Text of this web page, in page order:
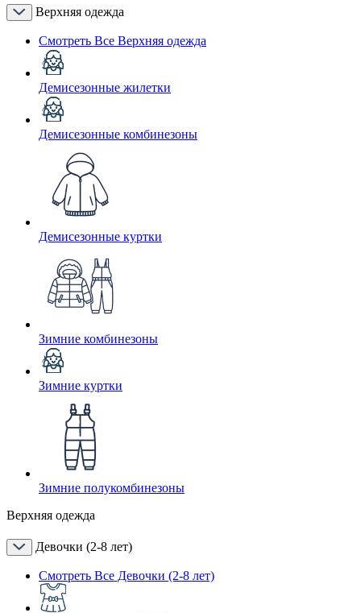
Верхняя одежда
Смотреть Все Верхняя одежда
Демисезонные жилетки
Демисезонные комбинезоны
Демисезонные куртки
Зимние комбинезоны
Зимние куртки
Зимние полукомбинезоны
Верхняя одежда
Девочки (2-8 лет)
Смотреть Все Девочки (2-8 лет)